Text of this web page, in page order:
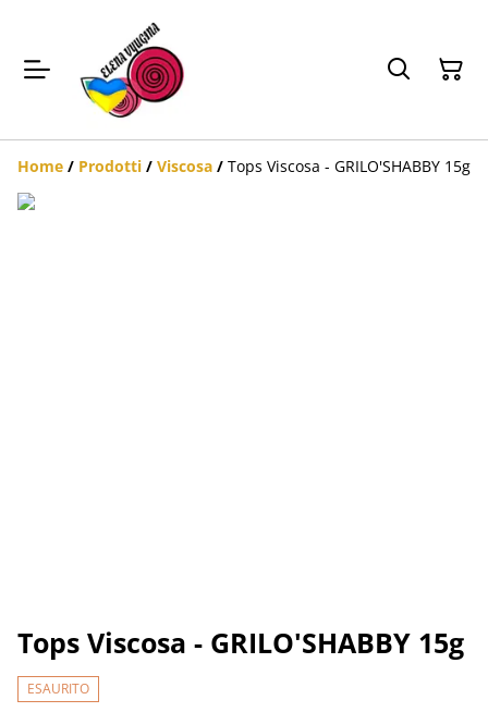
Home / Prodotti / Viscosa / Tops Viscosa - GRILO'SHABBY 15g
Tops Viscosa - GRILO'SHABBY 15g
ESAURITO